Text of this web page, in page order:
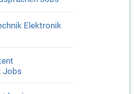
Elektronik
Jobs